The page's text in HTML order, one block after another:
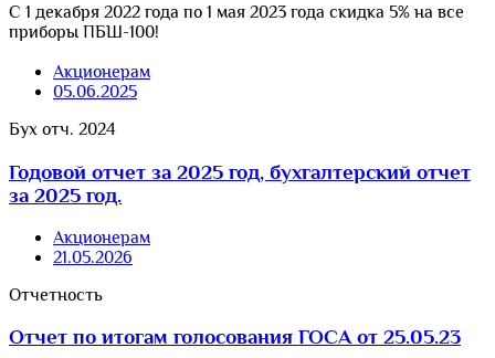
С 1 декабря 2022 года по 1 мая 2023 года скидка 5% на все
приборы ПБШ-100!
Акционерам
05.06.2025
Бух отч. 2024
Годовой отчет за 2025 год, бухгалтерский отчет
за 2025 год.
Акционерам
21.05.2026
Отчетность
Отчет по итогам голосования ГОСА от 25.05.23